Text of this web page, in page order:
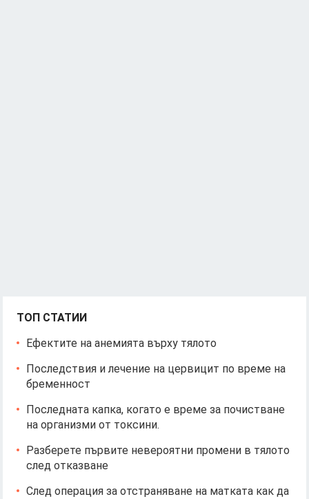
ТОП СТАТИИ
Ефектите на анемията върху тялото
Последствия и лечение на цервицит по време на
бременност
Последната капка, когато е време за почистване
на организми от токсини.
Разберете първите невероятни промени в тялото
след отказване
След операция за отстраняване на матката как да